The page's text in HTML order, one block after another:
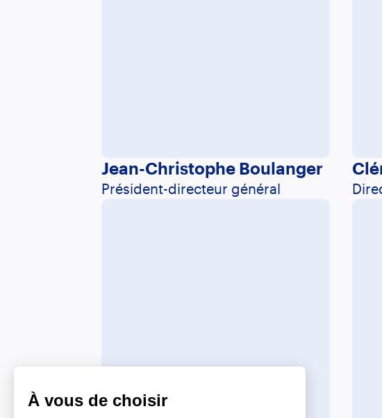
Jean-Christophe Boulanger
Président-directeur général
À vous de choisir